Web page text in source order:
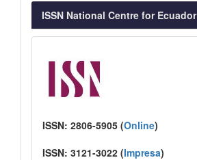
ISSN National Centre for Ecuador
ISSN: 2806-5905 (Online)
ISSN: 3121-3022 (Impresa)